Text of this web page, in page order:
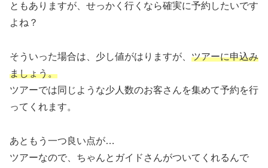
ともありますが、せっかく行くなら確実に予約したいです
よね？
そういった場合は、少し値がはりますが、 ツアーに申込み
ましょう。
ツアーでは同じような少人数のお客さんを集めて予約を行
ってくれます。
あともう一つ良い点が…
ツアーなので、ちゃんとガイドさんがついてくれるんで